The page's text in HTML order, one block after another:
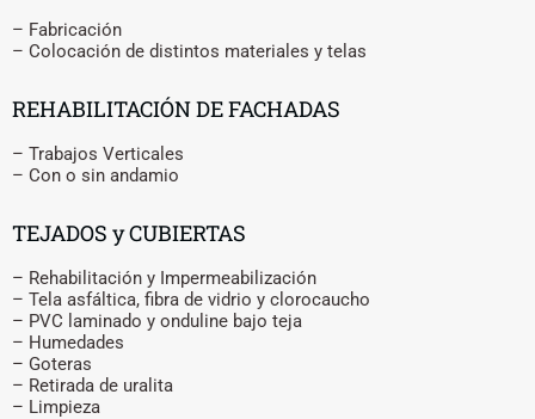
– Fabricación
– Colocación de distintos materiales y telas
REHABILITACIÓN DE FACHADAS
– Trabajos Verticales
– Con o sin andamio
TEJADOS y CUBIERTAS
– Rehabilitación y Impermeabilización
– Tela asfáltica, fibra de vidrio y clorocaucho
– PVC laminado y onduline bajo teja
– Humedades
– Goteras
– Retirada de uralita
– Limpieza